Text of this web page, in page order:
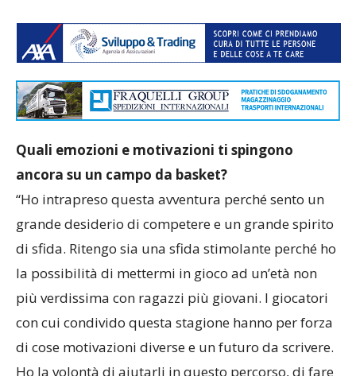
Quali emozioni e motivazioni ti spingono
ancora su un campo da basket?
“Ho intrapreso questa avventura perché sento un
grande desiderio di competere e un grande spirito
di sfida. Ritengo sia una sfida stimolante perché ho
la possibilità di mettermi in gioco ad un’età non
più verdissima con ragazzi più giovani. I giocatori
con cui condivido questa stagione hanno per forza